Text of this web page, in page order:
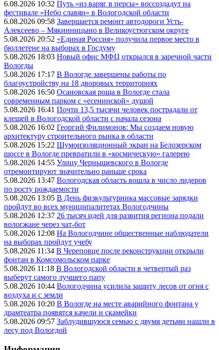
6.08.2026 10:32 Путь «из варяг в персы» воссоздадут на
фестивале «Небо славян» в Вологодской области
6.08.2026 09:58 Завершается ремонт автодороги Усть-
Алексеево – Мякинницыно в Великоустюгском округе
5.08.2026 20:52 «Единая Россия» получила первое место в
бюллетене на выборах в Госдуму
5.08.2026 18:03 Новый офис МФЦ открылся в заречной части
Вологды
5.08.2026 17:17 В Вологде завершены работы по
благоустройству на 18 дворовых территориях
5.08.2026 16:50 Осановская роща в Вологде стала
современным парком с «есенинской» душой
5.08.2026 16:41 Почти 13,5 тысячи человек пострадали от
клещей в Вологодской области с начала сезона
5.08.2026 16:02 Георгий Филимонов: Мы создаем новую
архитектуру строительного рынка в области
5.08.2026 15:22 Шумоизоляционный экран на Белозерском
шоссе в Вологде превратили в «космическую» галерею
5.08.2026 14:55 Улицу Чернышевского в Вологде
отремонтируют значительно раньше срока
5.08.2026 13:47 Вологодская область вошла в число лидеров
по росту рождаемости
5.08.2026 13:05 В День физкультурника массовые зарядки
пройдут во всех муниципалитетах Вологодчины
5.08.2026 12:37 26 тысяч идей для развития региона подали
вологжане через чат-бот
5.08.2026 12:08 На Вологодчине общественные наблюдатели
на выборах пройдут учебу
5.08.2026 11:34 В Череповце после реконструкции открыли
фонтан в Комсомольском парке
5.08.2026 11:18 В Вологодской области в четвертый раз
выберут самого лучшего папу
5.08.2026 10:44 Вологодчина усилила защиту лесов от огня с
воздуха и с земли
5.08.2026 10:20 В Вологде на месте аварийного фонтана у
драмтеатра появятся качели и скамейки
5.08.2026 09:57 Заблудившуюся семью с двумя детьми нашли в
лесу под Вологдой